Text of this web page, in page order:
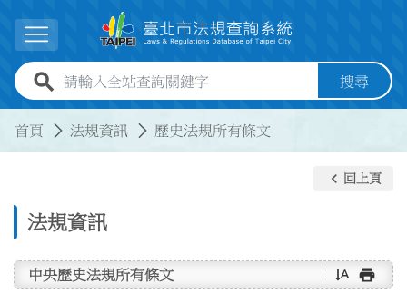
展開選單
全站查詢關鍵字欄位 搜尋
首頁 法規資訊 歷史法規所有條文
法規資訊
keyboard_arrow_left 回上頁
中央歷史法規所有條文 text_rotate_vertical print